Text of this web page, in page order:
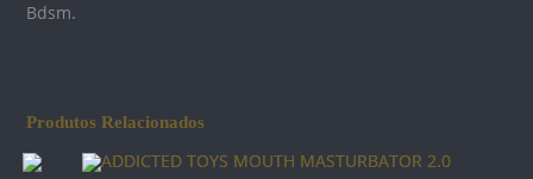
Bdsm.
Produtos Relacionados